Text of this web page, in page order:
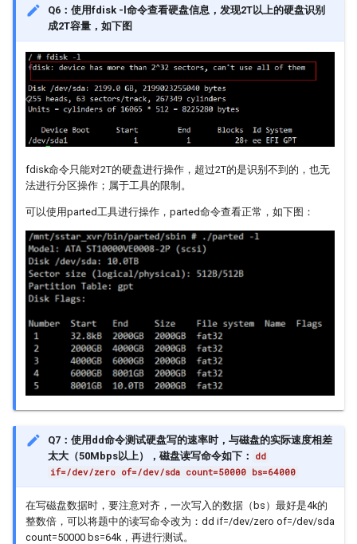
Q6：使用fdisk -l命令查看硬盘信息，发现2T以上的硬盘识别
成2T容量，如下图
fdisk命令只能对2T的硬盘进行操作，超过2T的是识别不到的，也无
法进行分区操作；属于工具的限制。
可以使用parted工具进行操作，parted命令查看正常，如下图：
Q7：使用dd命令测试硬盘写的速率时，与磁盘的实际速度相差
太大（50Mbps以上），磁盘读写命令如下：
dd
if=/dev/zero of=/dev/sda count=50000 bs=64000
在写磁盘数据时，要注意对齐，一次写入的数据（bs）最好是4k的
整数倍，可以将题中的读写命令改为：dd if=/dev/zero of=/dev/sda
count=50000 bs=64k，再进行测试。